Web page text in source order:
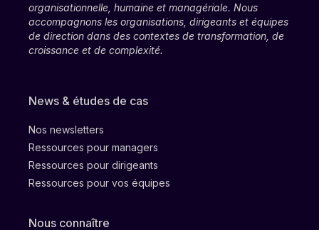
organisationnelle, humaine et managériale. Nous
accompagnons les organisations, dirigeants et équipes
de direction dans des contextes de transformation, de
croissance et de complexité.
Nous connaître
News & études de cas
Nos newsletters
Ressources pour managers
Ressources pour dirigeants
Ressources pour vos équipes